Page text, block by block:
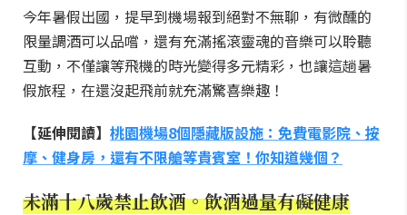
今年暑假出國，提早到機場報到絕對不無聊，有微醺的
限量調酒可以品嚐，還有充滿搖滾靈魂的音樂可以聆聽
互動，不僅讓等飛機的時光變得多元精彩，也讓這趟暑
假旅程，在還沒起飛前就充滿驚喜樂趣！
【延伸閱讀】 桃園機場8個隱藏版設施：免費電影院、按
摩、健身房，還有不限艙等貴賓室！你知道幾個？
未滿十八歲禁止飲酒。飲酒過量有礙健康